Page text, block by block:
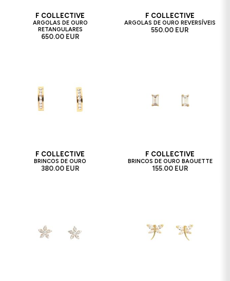
F COLLECTIVE
ARGOLAS DE OURO
RETANGULARES
650.00 EUR
F COLLECTIVE
ARGOLAS DE OURO REVERSÍVEIS
550.00 EUR
F COLLECTIVE
BRINCOS DE OURO
380.00 EUR
F COLLECTIVE
BRINCOS DE OURO BAGUETTE
155.00 EUR